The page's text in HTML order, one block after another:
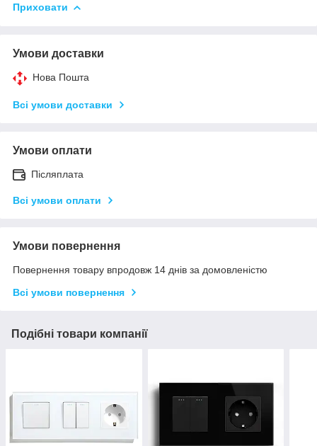
Приховати
Умови доставки
Нова Пошта
Всі умови доставки
Умови оплати
Післяплата
Всі умови оплати
Умови повернення
Повернення товару впродовж 14 днів за домовленістю
Всі умови повернення
Подібні товари компанії